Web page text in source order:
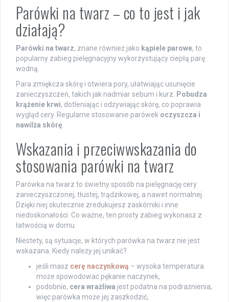
Parówki na twarz – co to jest i jak
działają?
Parówki na twarz, znane również jako kąpiele parowe, to
popularny zabieg pielęgnacyjny wykorzystujący ciepłą parę
wodną.
Para zmiękcza skórę i otwiera pory, ułatwiając usunięcie
zanieczyszczeń, takich jak nadmiar sebum i kurz.
Pobudza
krążenie krwi, dotleniając i odżywiając skórę, co poprawia
wygląd cery. Regularne stosowanie parówek oczyszcza i
nawilża skórę
Wskazania i przeciwwskazania do
stosowania parówki na twarz
Parówka na twarz to świetny sposób na pielęgnację cery
zanieczyszczonej, tłustej, trądzikowej, a nawet normalnej.
Dzięki niej skutecznie zredukujesz zaskórniki i inne
niedoskonałości. Co ważne, ten prosty zabieg wykonasz z
łatwością w domu.
Niestety, są sytuacje, w których parówka na twarz nie jest
wskazana. Kiedy należy jej unikać?
jeśli masz cerę naczynkową – wysoka temperatura
może spowodować pękanie naczynek,
podobnie, cera wrażliwa jest podatna na podrażnienia,
więc parówka może jej zaszkodzić,